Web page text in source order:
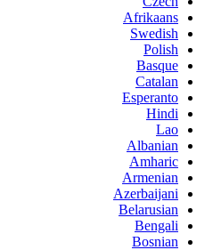
Afrikaans
Swedish
Polish
Basque
Catalan
Esperanto
Hindi
Lao
Albanian
Amharic
Armenian
Azerbaijani
Belarusian
Bengali
Bosnian